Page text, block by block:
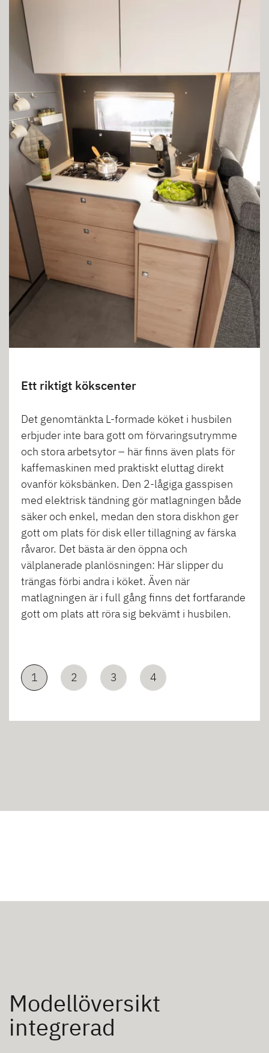
Ett riktigt kökscenter
Det genomtänkta L-formade köket i husbilen
erbjuder inte bara gott om förvaringsutrymme
och stora arbetsytor – här finns även plats för
kaffemaskinen med praktiskt eluttag direkt
ovanför köksbänken. Den 2-lågiga gasspisen
med elektrisk tändning gör matlagningen både
säker och enkel, medan den stora diskhon ger
gott om plats för disk eller tillagning av färska
råvaror. Det bästa är den öppna och
välplanerade planlösningen: Här slipper du
trängas förbi andra i köket. Även när
matlagningen är i full gång finns det fortfarande
gott om plats att röra sig bekvämt i husbilen.
1 2 3 4
Modellöversikt
integrerad